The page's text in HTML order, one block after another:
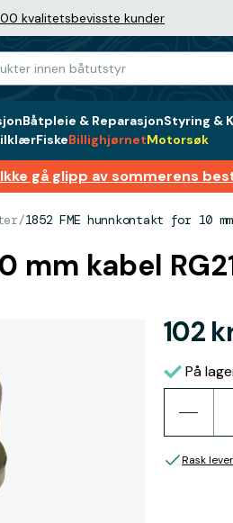
kvalitetsbevisste kunder
Båtpleie & ReparasjonStyring &
FiskeBillighjørnetMotorsøk
Ikke gå glipp av sommerens
/1852 FME hunnkontakt for 10
mm kabel
102
På
Rask